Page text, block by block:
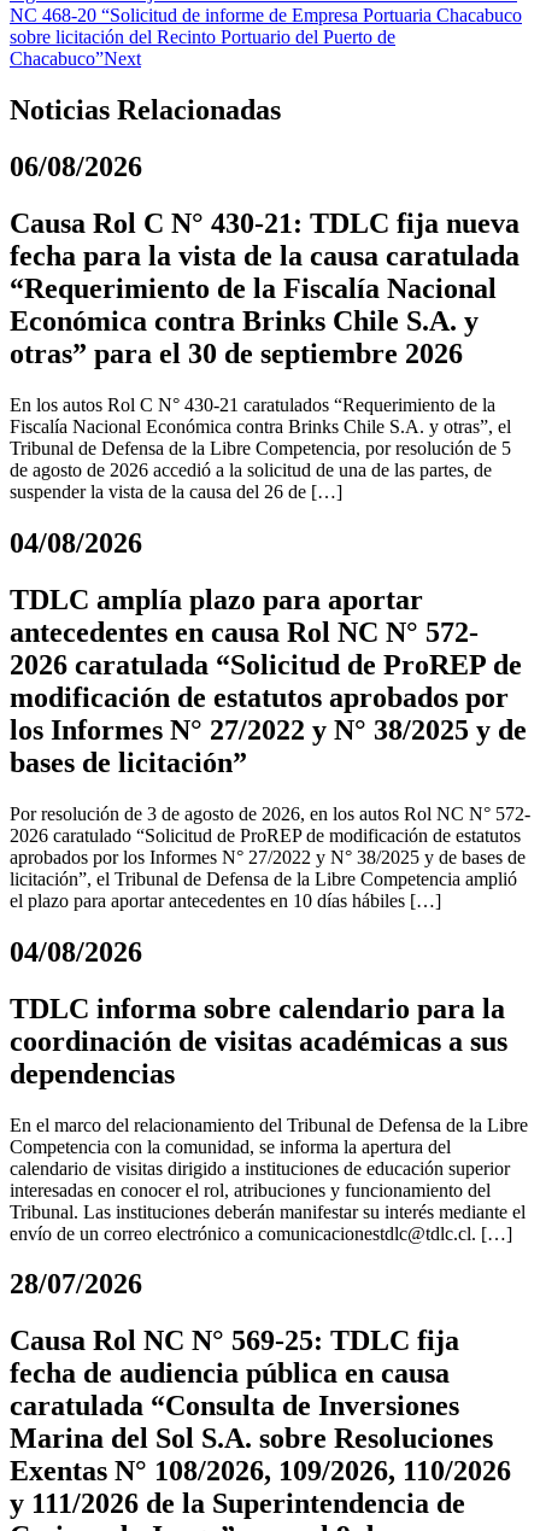
NC 468-20 “Solicitud de informe de Empresa Portuaria Chacabuco
sobre licitación del Recinto Portuario del Puerto de
Chacabuco”Next
Noticias Relacionadas
06/08/2026
Causa Rol C N° 430-21: TDLC fija nueva
fecha para la vista de la causa caratulada
“Requerimiento de la Fiscalía Nacional
Económica contra Brinks Chile S.A. y
otras” para el 30 de septiembre 2026
En los autos Rol C N° 430-21 caratulados “Requerimiento de la
Fiscalía Nacional Económica contra Brinks Chile S.A. y otras”, el
Tribunal de Defensa de la Libre Competencia, por resolución de 5
de agosto de 2026 accedió a la solicitud de una de las partes, de
suspender la vista de la causa del 26 de […]
04/08/2026
TDLC amplía plazo para aportar
antecedentes en causa Rol NC N° 572-
2026 caratulada “Solicitud de ProREP de
modificación de estatutos aprobados por
los Informes N° 27/2022 y N° 38/2025 y de
bases de licitación”
Por resolución de 3 de agosto de 2026, en los autos Rol NC N° 572-
2026 caratulado “Solicitud de ProREP de modificación de estatutos
aprobados por los Informes N° 27/2022 y N° 38/2025 y de bases de
licitación”, el Tribunal de Defensa de la Libre Competencia amplió
el plazo para aportar antecedentes en 10 días hábiles […]
04/08/2026
TDLC informa sobre calendario para la
coordinación de visitas académicas a sus
dependencias
En el marco del relacionamiento del Tribunal de Defensa de la Libre
Competencia con la comunidad, se informa la apertura del
calendario de visitas dirigido a instituciones de educación superior
interesadas en conocer el rol, atribuciones y funcionamiento del
Tribunal. Las instituciones deberán manifestar su interés mediante el
envío de un correo electrónico a comunicacionestdlc@tdlc.cl. […]
28/07/2026
Causa Rol NC N° 569-25: TDLC fija
fecha de audiencia pública en causa
caratulada “Consulta de Inversiones
Marina del Sol S.A. sobre Resoluciones
Exentas N° 108/2026, 109/2026, 110/2026
y 111/2026 de la Superintendencia de